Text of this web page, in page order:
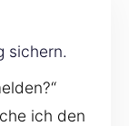
sichern.
ich den